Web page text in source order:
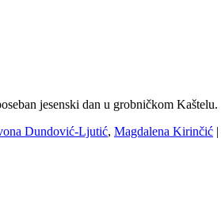
jesenski dan u grobničkom Kaštelu.
Dundović-Ljutić, Magdalena Kirinčić |